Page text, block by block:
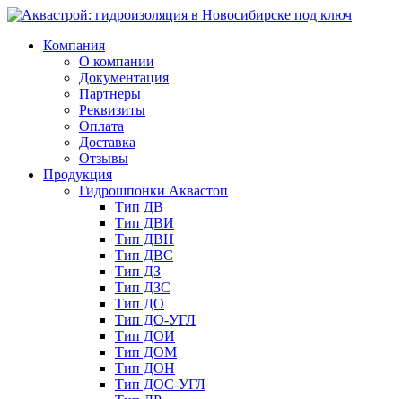
Компания
О компании
Документация
Партнеры
Реквизиты
Оплата
Доставка
Отзывы
Продукция
Гидрошпонки Аквастоп
Тип ДВ
Тип ДВИ
Тип ДВН
Тип ДВС
Тип ДЗ
Тип ДЗС
Тип ДО
Тип ДО-УГЛ
Тип ДОИ
Тип ДОМ
Тип ДОН
Тип ДОС-УГЛ